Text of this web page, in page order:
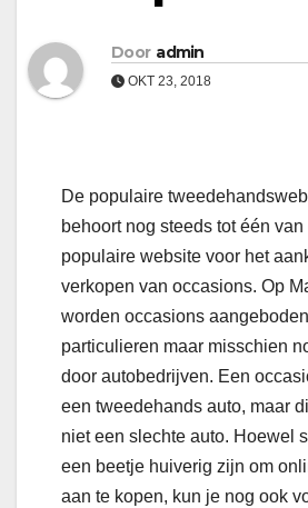
Door admin
OKT 23, 2018
De populaire
behoort nog steeds tot één
populaire website voor het
verkopen van occasions. Op
worden occasions
particulieren maar misschien
door autobedrijven. Een
een tweedehands auto, maar
niet een slechte auto. Hoewel
een beetje huiverig zijn om
aan te kopen, kun je nog ook